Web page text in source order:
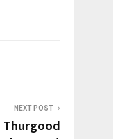
NEXT POST
Thurgood